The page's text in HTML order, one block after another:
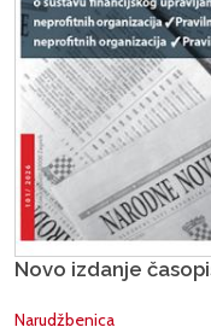
Novo izdanje
Narudžbenica